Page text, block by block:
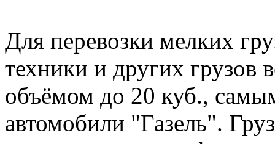
Для перевозки мелких
техники и других
объёмом до 20 куб.,
автомобили "Газель".